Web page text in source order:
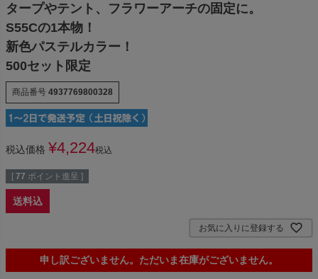
タープやテント、フラワーアーチの固定に。
S55Cの1本物！
新色パステルカラー！
500セット限定
商品番号 4937769800328
税込価格 ¥4,224税込
[ 77 ポイント進呈 ]
送料込
お気に入りに登録する
申し訳ございません。ただいま在庫がございません。